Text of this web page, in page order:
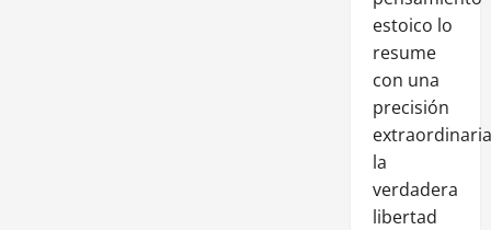
estoico lo
resume
con una
precisión
la
verdadera
libertad